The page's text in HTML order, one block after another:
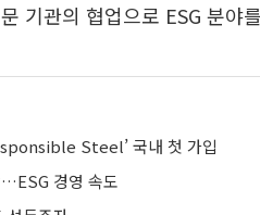
기관의 협업으로 ESG 분야
Steel’ 국내 첫 가입
경영 속도